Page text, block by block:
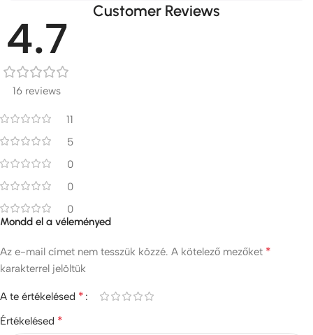
Customer Reviews
4.7
16 reviews
11
5
0
0
0
Mondd el a véleményed
Az e-mail címet nem tesszük közzé. A kötelező mezőket *
karakterrel jelöltük
A te értékelésed *
Értékelésed *